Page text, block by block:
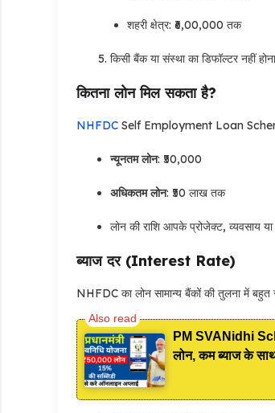
शहरी क्षेत्र: ₹6,00,000 तक
किसी बैंक या संस्था का डिफॉल्टर नहीं
कितना लोन मिल सकता है?
NHFDC Self Employment Loan
न्यूनतम लोन: ₹50,000
अधिकतम लोन: ₹50 लाख तक
लोन की राशि आपके प्रोजेक्ट, व्यवसाय
ब्याज दर (Interest Rate)
NHFDC का लोन सामान्य बैंकों की तुलना में बहुत
PM SVANidhi
लोन, कम ब्याज के